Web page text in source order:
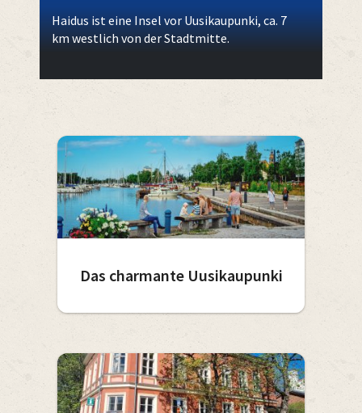
Haidus ist eine Insel vor Uusikaupunki, ca. 7
km westlich von der Stadtmitte.
Das charmante Uusikaupunki